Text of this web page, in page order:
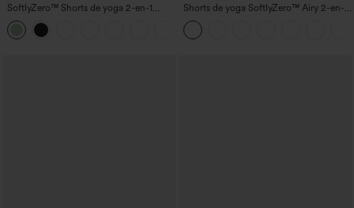
SoftlyZero™ Shorts de yoga 2-en-1
InstantCool, super taille haute, aérés, 5''
avec poches — longueur allongée
Shorts de yoga SoftlyZero™ Airy 2-en-1
InstantCool, super taille haute, 7" avec
poches